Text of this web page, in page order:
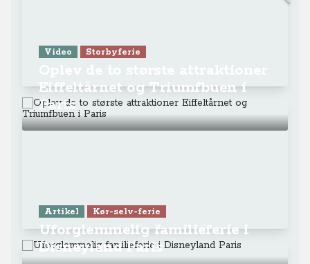
Video Storbyferie
Eiffeltårnet og Triumfbuen i
Paris
Artikel Kør-selv-ferie
Uforglemmelig familieferie i
Disneyland Paris